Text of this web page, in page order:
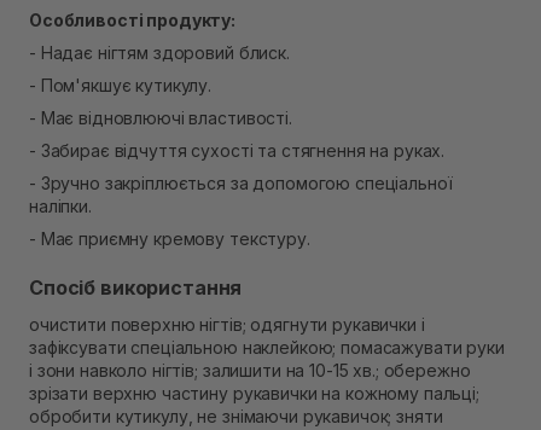
Особливості продукту:
- Надає нігтям здоровий блиск.
- Пом'якшує кутикулу.
- Має відновлюючі властивості.
- Забирає відчуття сухості та стягнення на руках.
- Зручно закріплюється за допомогою спеціальної
наліпки.
- Має приємну кремову текстуру.
Спосіб використання
очистити поверхню нігтів; одягнути рукавички і
зафіксувати спеціальною наклейкою; помасажувати руки
і зони навколо нігтів; залишити на 10-15 хв.; обережно
зрізати верхню частину рукавички на кожному пальці;
обробити кутикулу, не знімаючи рукавичок; зняти